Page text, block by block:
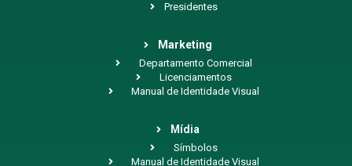
Presidentes
Marketing
Departamento Comercial
Licenciamentos
Manual de Identidade Visual
Mídia
Símbolos
Manual de Identidade Visual